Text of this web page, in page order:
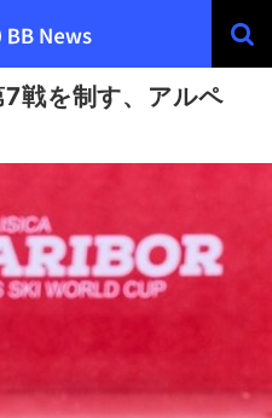
戦を制す、アルペ